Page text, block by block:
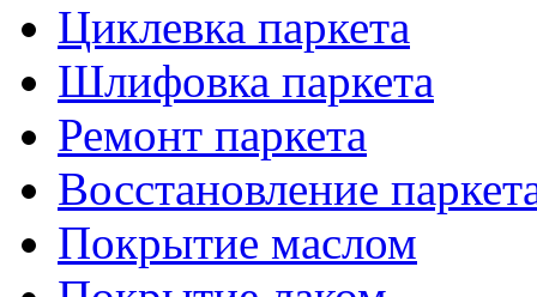
Циклевка паркета
Шлифовка паркета
Ремонт паркета
Восстановление
Покрытие маслом